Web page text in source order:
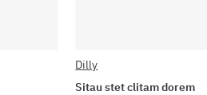
Dilly
Sitau stet clitam dorem